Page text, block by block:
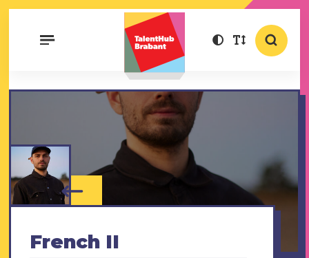
French II